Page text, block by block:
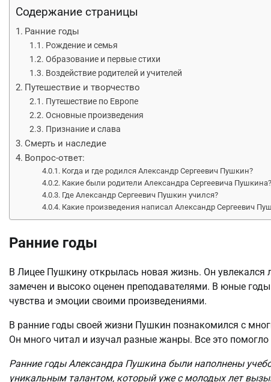
Содержание страницы
Ранние годы
Рождение и семья
Образование и первые стихи
Воздействие родителей и учителей
Путешествие и творчество
Путешествие по Европе
Основные произведения
Признание и слава
Смерть и наследие
Вопрос-ответ:
Когда и где родился Александр Сергеевич Пушкин?
Какие были родители Александра Сергеевича Пушкина?
Где Александр Сергеевич Пушкин учился?
Какие произведения написал Александр Сергеевич
Ранние годы
В Лицее Пушкину открылась новая жизнь. Он увлекался
замечен и высоко оценен преподавателями. В юные
чувства и эмоции своими произведениями.
В ранние годы своей жизни Пушкин познакомился с
Он много читал и изучал разные жанры. Все это
Ранние годы Александра Пушкина были наполнены
уникальным талантом, который уже с молодых лет